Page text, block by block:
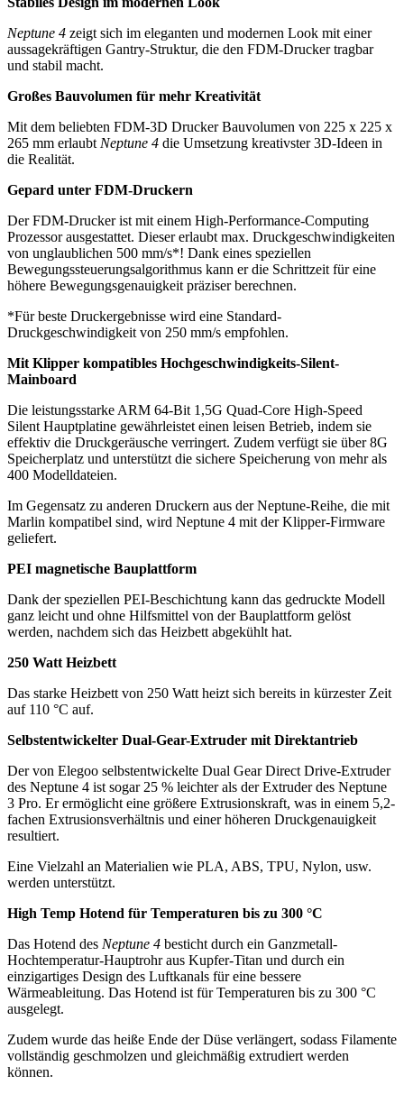
Neptune 4 zeigt sich im eleganten und modernen Look mit einer
aussagekräftigen Gantry-Struktur, die den FDM-Drucker tragbar
und stabil macht.
Großes Bauvolumen für mehr Kreativität
Mit dem beliebten FDM-3D Drucker Bauvolumen von 225 x 225 x
265 mm erlaubt Neptune 4 die Umsetzung kreativster 3D-Ideen in
die Realität.
Gepard unter FDM-Druckern
Der FDM-Drucker ist mit einem High-Performance-Computing
Prozessor ausgestattet. Dieser erlaubt max. Druckgeschwindigkeiten
von unglaublichen 500 mm/s*! Dank eines speziellen
Bewegungssteuerungsalgorithmus kann er die Schrittzeit für eine
höhere Bewegungsgenauigkeit präziser berechnen.
*Für beste Druckergebnisse wird eine Standard-
Druckgeschwindigkeit von 250 mm/s empfohlen.
Mit Klipper kompatibles Hochgeschwindigkeits-Silent-
Mainboard
Die leistungsstarke ARM 64-Bit 1,5G Quad-Core High-Speed
Silent Hauptplatine gewährleistet einen leisen Betrieb, indem sie
effektiv die Druckgeräusche verringert. Zudem verfügt sie über 8G
Speicherplatz und unterstützt die sichere Speicherung von mehr als
400 Modelldateien.
Im Gegensatz zu anderen Druckern aus der Neptune-Reihe, die mit
Marlin kompatibel sind, wird Neptune 4 mit der Klipper-Firmware
geliefert.
PEI magnetische Bauplattform
Dank der speziellen PEI-Beschichtung kann das gedruckte Modell
ganz leicht und ohne Hilfsmittel von der Bauplattform gelöst
werden, nachdem sich das Heizbett abgekühlt hat.
250 Watt Heizbett
Das starke Heizbett von 250 Watt heizt sich bereits in kürzester Zeit
auf 110 °C auf.
Selbstentwickelter Dual-Gear-Extruder mit Direktantrieb
Der von Elegoo selbstentwickelte Dual Gear Direct Drive-Extruder
des Neptune 4 ist sogar 25 % leichter als der Extruder des Neptune
3 Pro. Er ermöglicht eine größere Extrusionskraft, was in einem 5,2-
fachen Extrusionsverhältnis und einer höheren Druckgenauigkeit
resultiert.
Eine Vielzahl an Materialien wie PLA, ABS, TPU, Nylon, usw.
werden unterstützt.
High Temp Hotend für Temperaturen bis zu 300 °C
Das Hotend des Neptune 4 besticht durch ein Ganzmetall-
Hochtemperatur-Hauptrohr aus Kupfer-Titan und durch ein
einzigartiges Design des Luftkanals für eine bessere
Wärmeableitung. Das Hotend ist für Temperaturen bis zu 300 °C
ausgelegt.
Zudem wurde das heiße Ende der Düse verlängert, sodass Filamente
vollständig geschmolzen und gleichmäßig extrudiert werden
können.